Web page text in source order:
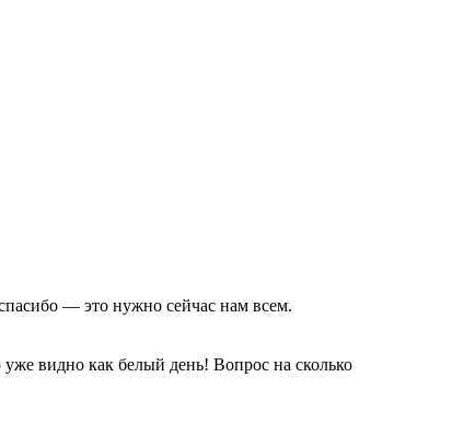
— это нужно сейчас нам всем.
видно как белый день! Вопрос на сколько